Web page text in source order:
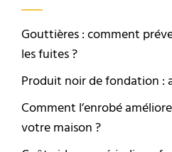
Gouttières : comment
les fuites ?
Produit noir de fondation :
Comment l’enrobé
votre maison ?